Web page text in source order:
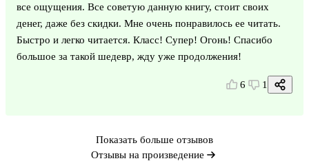
все ощущения. Все советую данную книгу, стоит своих
денег, даже без скидки. Мне очень понравилось ее читать.
Быстро и легко читается. Класс! Супер! Огонь! Спасибо
большое за такой шедевр, жду уже продолжения!
6 1
Показать больше отзывов
Отзывы на произведение